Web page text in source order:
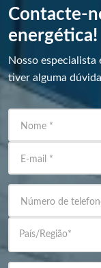
Contacte-
energética!
Nosso
tiver alguma
Nome *
E-mail *
Número de
País/Região*